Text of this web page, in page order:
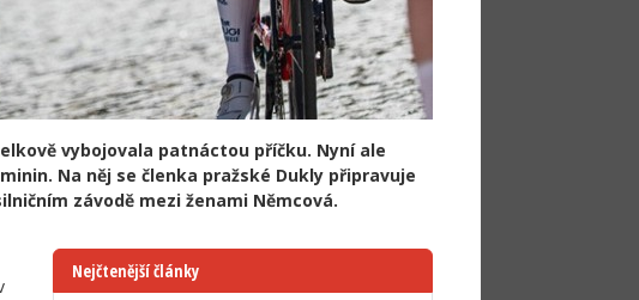
vybojovala patnáctou příčku. Nyní ale
Na něj se členka pražské Dukly připravuje
závodě mezi ženami Němcová.
Nejčtenější články